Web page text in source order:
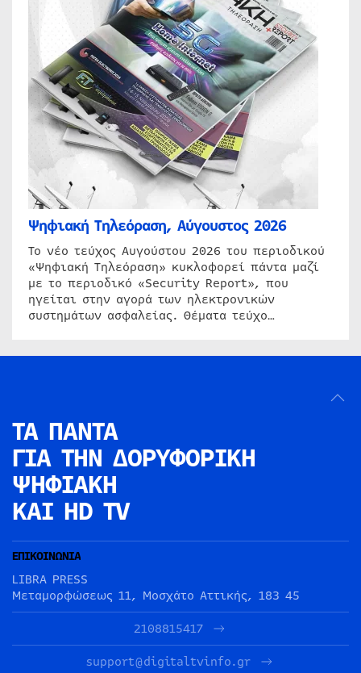
Ψηφιακή Τηλεόραση, Αύγουστος 2026
Το νέο τεύχος Αυγούστου 2026 του περιοδικού
«Ψηφιακή Τηλεόραση» κυκλοφορεί πάντα μαζί
με το περιοδικό «Security Report», που
ηγείται στην αγορά των ηλεκτρονικών
συστημάτων ασφαλείας. Θέματα τεύχο…
ΤΑ ΠΑΝΤΑ
ΓΙΑ ΤΗΝ ΔΟΡΥΦΟΡΙΚΗ
ΨΗΦΙΑΚΗ
ΚΑΙ HD TV
ΕΠΙΚΟΙΝΩΝΙΑ
LIBRA PRESS
Μεταμορφώσεως 11, Μοσχάτο Αττικής, 183 45
2108815417
support@digitaltvinfo.gr